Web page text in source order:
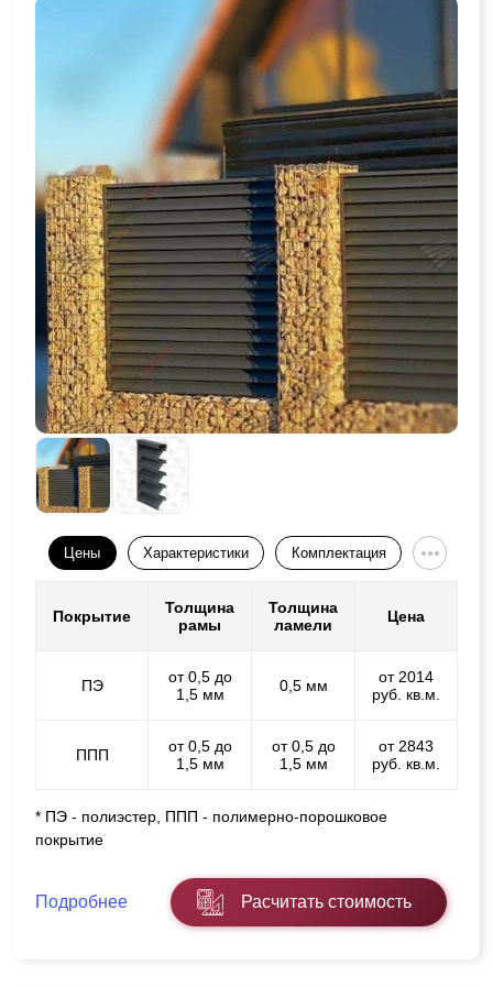
Цены Характеристики Комплектация
Покрытие
Толщина
рамы
Толщина
ламели
Цена
ПЭ
от 0,5 до
1,5 мм
0,5 мм
от 2014
руб. кв.м.
ППП
от 0,5 до
1,5 мм
от 0,5 до
1,5 мм
от 2843
руб. кв.м.
* ПЭ - полиэстер, ППП - полимерно-порошковое
покрытие
Подробнее Расчитать стоимость